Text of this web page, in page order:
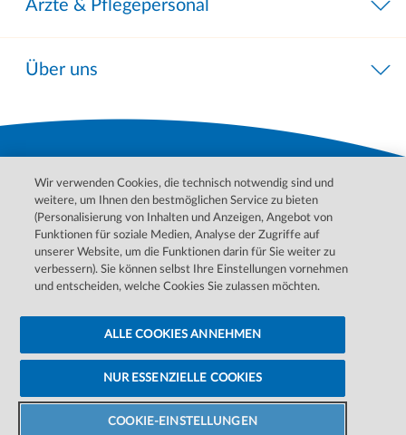
Zentrum
Ärzte & Pflegepersonal
Über uns
Bitte wenden Sie sich für Behandlungen, Diagnosen und
Informationen zu Ihren Erkrankungen an Ihren Arzt. Im Notfall
Datenschutzerklärung
Barrierefreiheitserklärung
Cookie-Hinweise
Impressum
Cookie-Einstellungen ändern
Wir verwenden Cookies, die technisch notwendig sind und
weitere, um Ihnen den bestmöglichen Service zu bieten
(Personalisierung von Inhalten und Anzeigen, Angebot von
Funktionen für soziale Medien, Analyse der Zugriffe auf
unserer Website, um die Funktionen darin für Sie weiter zu
verbessern). Sie können selbst Ihre Einstellungen vornehmen
und entscheiden, welche Cookies Sie zulassen möchten.
COOKIE-EINSTELLUNGEN
NUR ESSENZIELLE COOKIES
ALLE COOKIES ANNEHMEN